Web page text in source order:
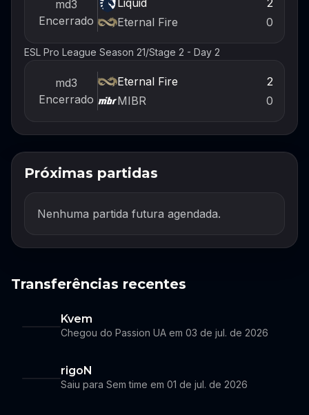
md3
Encerrado
2
Eternal Fire
0
ESL Pro League Season 21/Stage 2 - Day 2
md3
Encerrado
Eternal Fire
2
MIBR
0
Próximas partidas
Nenhuma partida futura agendada.
Transferências recentes
Kvem
Chegou do Passion UA em 03 de jul. de 2026
rigoN
Saiu para Sem time em 01 de jul. de 2026